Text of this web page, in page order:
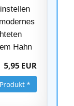
Hahn
5,95 EUR
*